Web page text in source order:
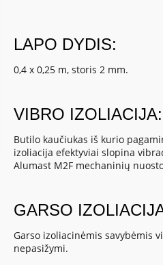
LAPO DYDIS:
0,4 x 0,25 m, storis 2 mm.
VIBRO IZOLIACIJA:
Butilo kaučiukas iš kurio
izoliacija efektyviai slopina
Alumast M2F mechaninių
GARSO
Garso izoliacinėmis savybėmis
nepasižymi.